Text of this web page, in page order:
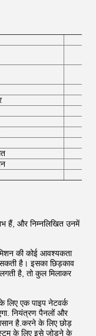
हैं, और निम्नलिखित उनमें
की कोई आवश्यकता
सकती है। इसका छिड़काव
है, तो कुल मिलाकर
लिए एक पाइप नेटवर्क
नियंत्रण पैनलों और
है.करने के लिए छोड़
के लिए इसे जोड़ने के